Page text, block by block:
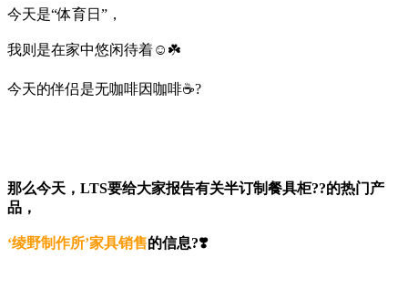
今天是“体育日”，
我则是在家中悠闲待着☺️☘️
今天的伴侣是无咖啡因咖啡☕️?
那么今天，LTS要给大家报告有关半订制餐具柜??的热门产
品，
‘绫野制作所’家具销售的信息?❣️